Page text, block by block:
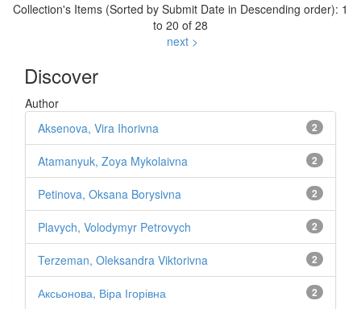
Collection's Items (Sorted by Submit Date in Descending order): 1
to 20 of 28
next >
Discover
Author
2
Aksenova, Vira Ihorivna
2
Atamanyuk, Zoya Mykolaivna
2
Petinova, Oksana Borysivna
2
Plavych, Volodymyr Petrovych
2
Terzeman, Oleksandra Viktorivna
2
Аксьонова, Віра Ігорівна